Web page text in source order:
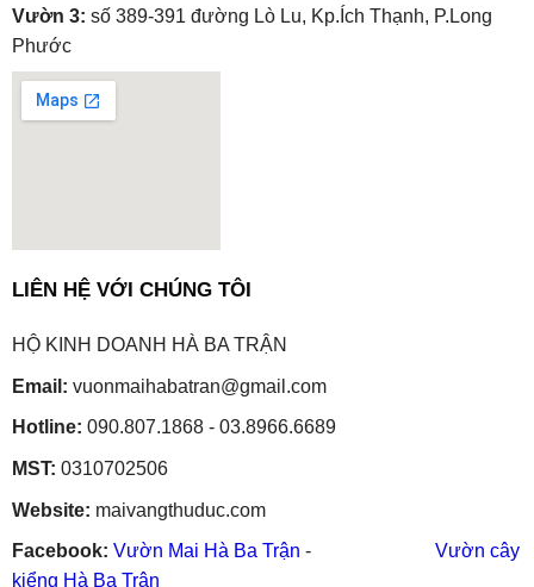
embedgooglemap.net
Vườn 3: số 389-391 đường Lò Lu, Kp.Ích Thạnh, P.Long
Phước
embedgooglemap.net
LIÊN HỆ VỚI CHÚNG TÔI
HỘ KINH DOANH HÀ BA TRẬN
Email: vuonmaihabatran@gmail.com
Hotline: 090.807.1868 - 03.8966.6689
MST: 0310702506
Website: maivangthuduc.com
Facebook: Vườn Mai Hà Ba Trận - Vườn cây
kiểng Hà Ba Trận